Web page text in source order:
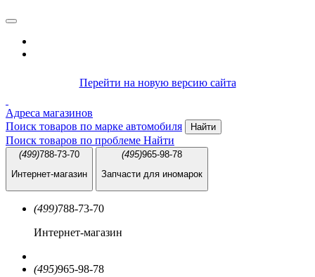
Перейти на новую версию сайта
Адреса магазинов
Поиск товаров по марке автомобиля
Найти
Поиск товаров по проблеме Найти
(499)788-73-70
Интернет-магазин
(495)965-98-78
Запчасти для иномарок
(499)788-73-70
Интернет-магазин
(495)965-98-78